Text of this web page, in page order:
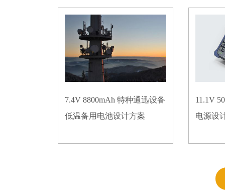
7.4V 8800mAh 特种通迅设备
低温备用电池设计方案
11.1V
电源设